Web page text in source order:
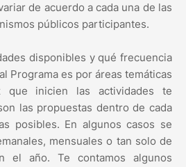
de acuerdo a cada una de las
públicos participantes.
disponibles y qué frecuencia
Programa es por áreas temáticas
que inicien las actividades te
las propuestas dentro de cada
posibles. En algunos casos se
mensuales o tan solo de
el año. Te contamos algunos